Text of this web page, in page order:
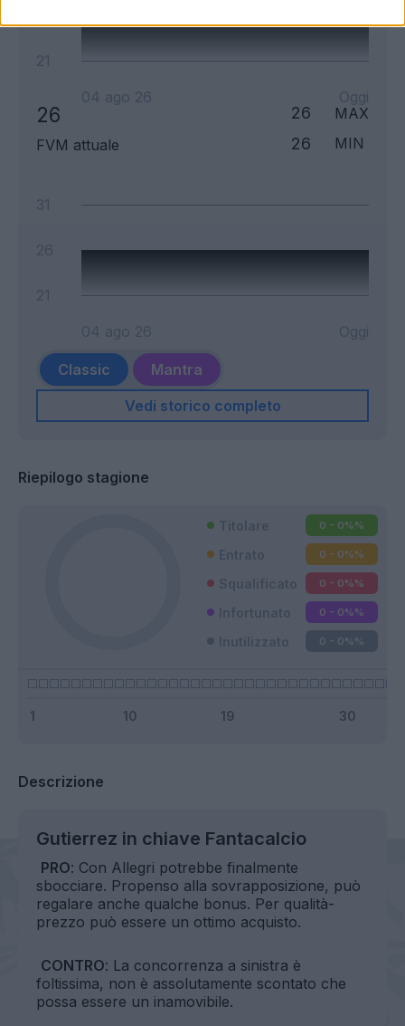
21
04 ago 26
Oggi
26
FVM attuale
26 MAX
26 MIN
31
Classic
Mantra
Vedi storico completo
Riepilogo stagione
0 - 0%%
0 - 0%%
0 - 0%%
0 - 0%%
0 - 0%%
Descrizione
Gutierrez in chiave Fantacalcio
PRO: Con Allegri potrebbe finalmente
sbocciare. Propenso alla sovrapposizione, può
regalare anche qualche bonus. Per qualità-
prezzo può essere un ottimo acquisto.
CONTRO: La concorrenza a sinistra è
foltissima, non è assolutamente scontato che
possa essere un inamovibile.